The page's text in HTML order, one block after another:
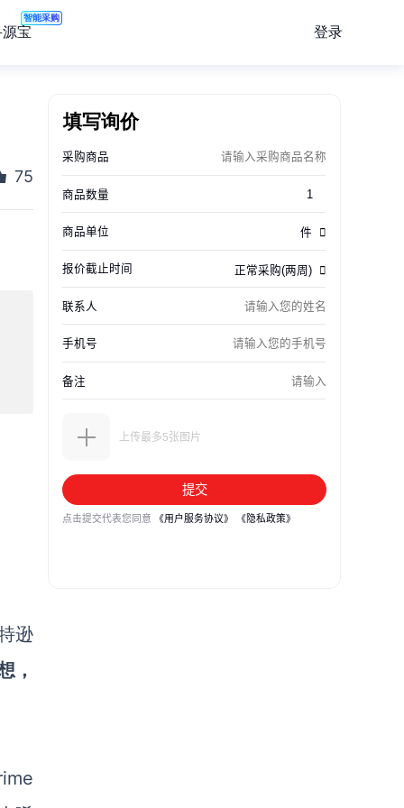
宝
智能采购
登录
75
逊
，
填写询价